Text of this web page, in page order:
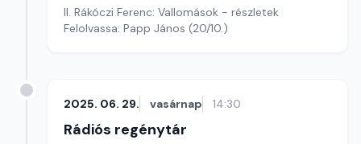
II. Rákóczi Ferenc: Vallomások - részletek
Felolvassa: Papp János (20/10.)
2025. 06. 29. vasárnap 14:30
Rádiós regénytár